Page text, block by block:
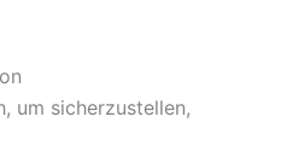
um sicherzustellen,